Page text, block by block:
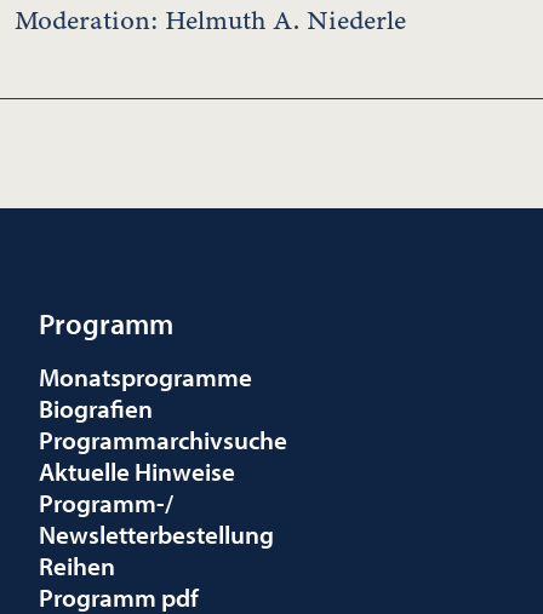
Moderation: Helmuth A. Niederle
Programm
Monatsprogramme
Biografien
Programmarchivsuche
Aktuelle Hinweise
Programm-/
Newsletterbestellung
Reihen
Programm pdf